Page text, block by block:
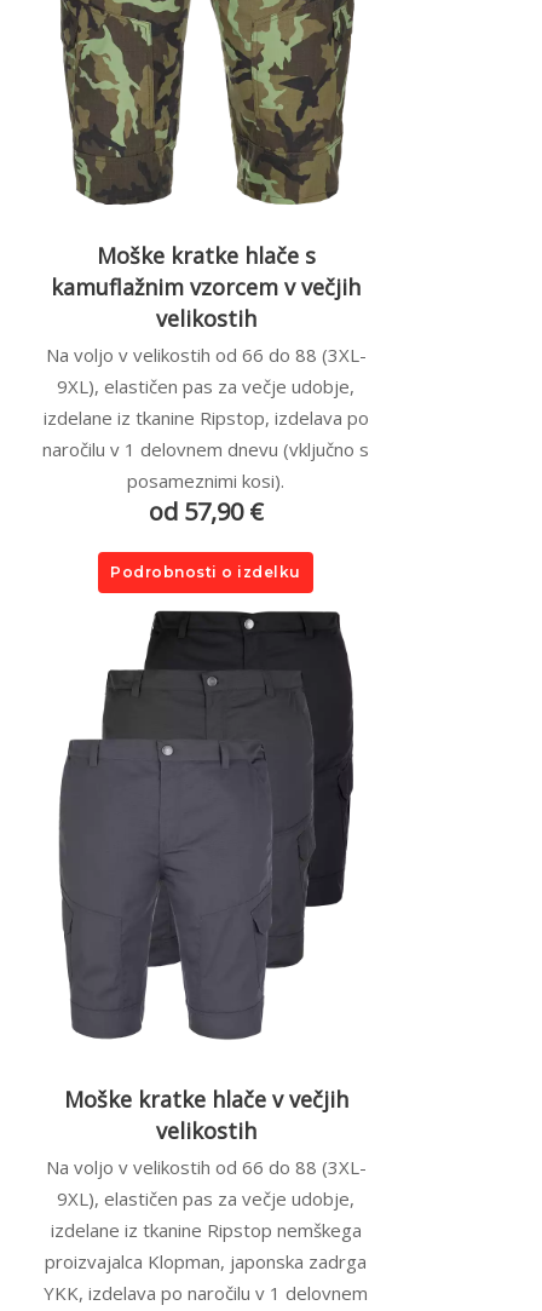
Moške kratke hlače s
kamuflažnim vzorcem v večjih
velikostih
Na voljo v velikostih od 66 do 88 (3XL-
9XL), elastičen pas za večje udobje,
izdelane iz tkanine Ripstop, izdelava po
naročilu v 1 delovnem dnevu (vključno s
posameznimi kosi).
od 57,90 €
Podrobnosti o izdelku
Moške kratke hlače v večjih
velikostih
Na voljo v velikostih od 66 do 88 (3XL-
9XL), elastičen pas za večje udobje,
izdelane iz tkanine Ripstop nemškega
proizvajalca Klopman, japonska zadrga
YKK, izdelava po naročilu v 1 delovnem